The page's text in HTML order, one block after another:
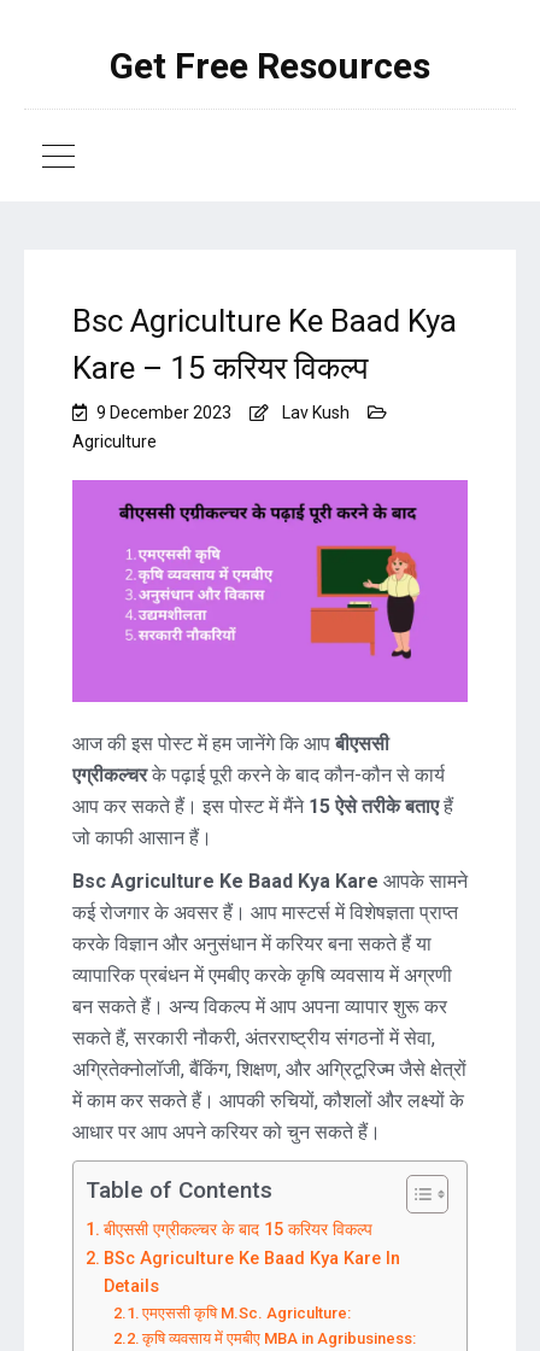
Get Free Resources
Bsc Agriculture Ke Baad Kya
Kare – 15 करियर विकल्प
9 December 2023
Lav Kush
Agriculture
आज की इस पोस्ट में हम जानेंगे कि आपबीएससी
एग्रीकल्चरके पढ़ाई पूरी करने के बाद कौन-कौन से कार्य
आप कर सकते हैं। इस पोस्ट में मैंने 15 ऐसे तरीके बताएहैं
जो काफी आसान हैं।
Bsc Agriculture Ke Baad Kya Kare आपके सामने
कई रोजगार के अवसर हैं। आप मास्टर्स में विशेषज्ञता प्राप्त
करके विज्ञान और अनुसंधान में करियर बना सकते हैं या
व्यापारिक प्रबंधन में एमबीए करके कृषि व्यवसाय में अग्रणी
बन सकते हैं। अन्य विकल्प में आप अपना व्यापार शुरू कर
सकते हैं, सरकारी नौकरी, अंतरराष्ट्रीय संगठनों में सेवा,
अग्रितेक्नोलॉजी, बैंकिंग, शिक्षण, और अग्रिटूरिज्म जैसे क्षेत्रों
में काम कर सकते हैं। आपकी रुचियों, कौशलों और लक्ष्यों के
आधार पर आप अपने करियर को चुन सकते हैं।
Table of Contents
बीएससी एग्रीकल्चर के बाद 15 करियर विकल्प
BSc Agriculture Ke Baad Kya Kare In
Details
एमएससी कृषि M.Sc. Agriculture:
कृषि व्यवसाय में एमबीए MBA in Agribusiness: